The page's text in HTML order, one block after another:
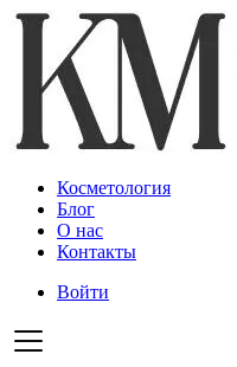
Косметология
Блог
О нас
Контакты
Войти